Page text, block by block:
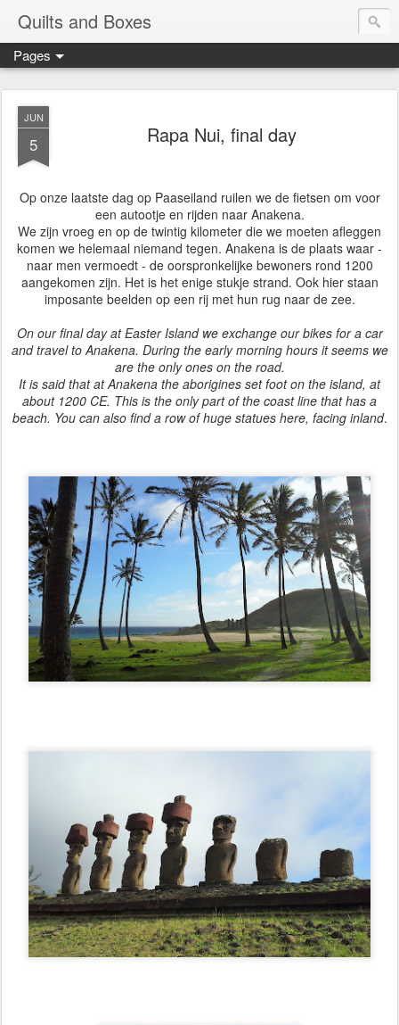
Quilts and Boxes
Pages
JUN
5 Rapa Nui, final day
Op onze laatste dag op Paaseiland ruilen we de fietsen om voor
een autootje en rijden naar Anakena.
We zijn vroeg en op de twintig kilometer die we moeten afleggen
komen we helemaal niemand tegen. Anakena is de plaats waar -
naar men vermoedt - de oorspronkelijke bewoners rond 1200
aangekomen zijn. Het is het enige stukje strand. Ook hier staan
imposante beelden op een rij met hun rug naar de zee.
On our final day at Easter Island we exchange our bikes for a car
and travel to Anakena. During the early morning hours it seems we
are the only ones on the road.
It is said that at Anakena the aborigines set foot on the island, at
about 1200 CE. This is the only part of the coast line that has a
beach. You can also find a row of huge statues here, facing inland.